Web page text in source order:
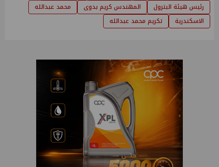
رئيس هيئة البترول
المهندس كريم بدوى
محمد عبدالله
الاسكندرية
تكريم محمد عبدالله